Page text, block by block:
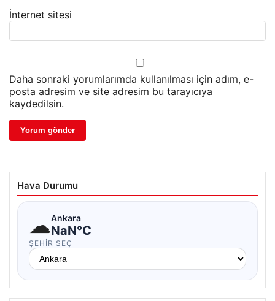
İnternet sitesi
Daha sonraki yorumlarımda kullanılması için adım, e-
posta adresim ve site adresim bu tarayıcıya
kaydedilsin.
Hava Durumu
☁Ankara
NaN°C
ŞEHIR SEÇ